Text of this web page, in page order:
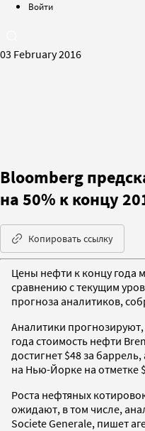
Войти
03 February 2016
Bloomberg
на 50% к концу
Копировать ссылку
Цены нефти к концу года
сравнению с текущим
прогноза аналитиков,
Аналитики прогнозируют,
года стоимость нефти
достигнет $48 за
на Нью-Йорке на отметке
Роста нефтяных
ожидают, в том числе,
Societe Generale, пишет